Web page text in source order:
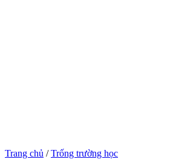
Trang chủ / Trống trường học